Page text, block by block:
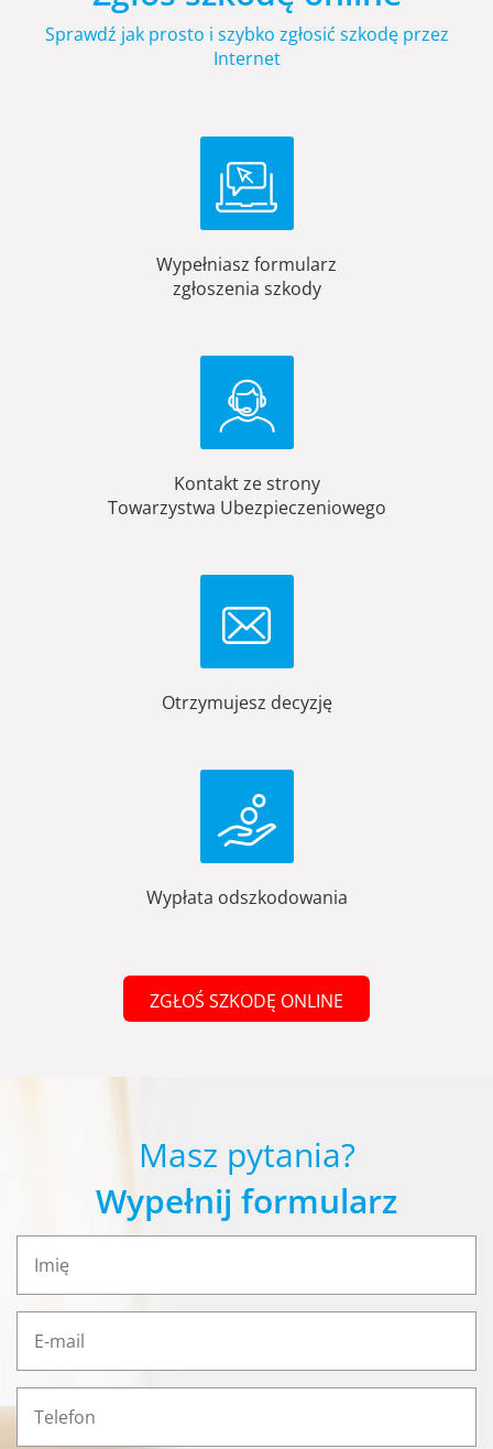
Sprawdź jak prosto i szybko zgłosić szkodę przez
Internet
Wypełniasz formularz
zgłoszenia szkody
Kontakt ze strony
Towarzystwa Ubezpieczeniowego
Otrzymujesz decyzję
Wypłata odszkodowania
ZGŁOŚ SZKODĘ ONLINE
Masz pytania?
Wypełnij formularz